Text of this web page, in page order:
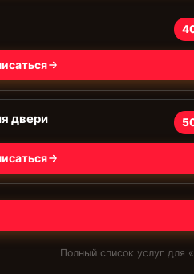
двери
Полный список услуг для «